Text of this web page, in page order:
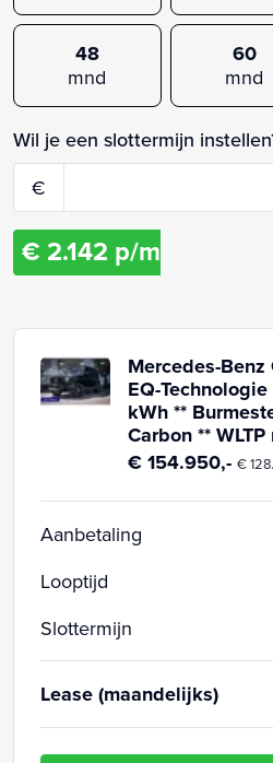
48
mnd
60
mnd
Wil je een slottermijn
€
€ 2.142 p/m
Mercedes-
EQ-
kWh **
Carbon **
2024 Elektrisch
€ 154.950,- €
Aanbetaling
Looptijd
Slottermijn
Lease (maandelijks)